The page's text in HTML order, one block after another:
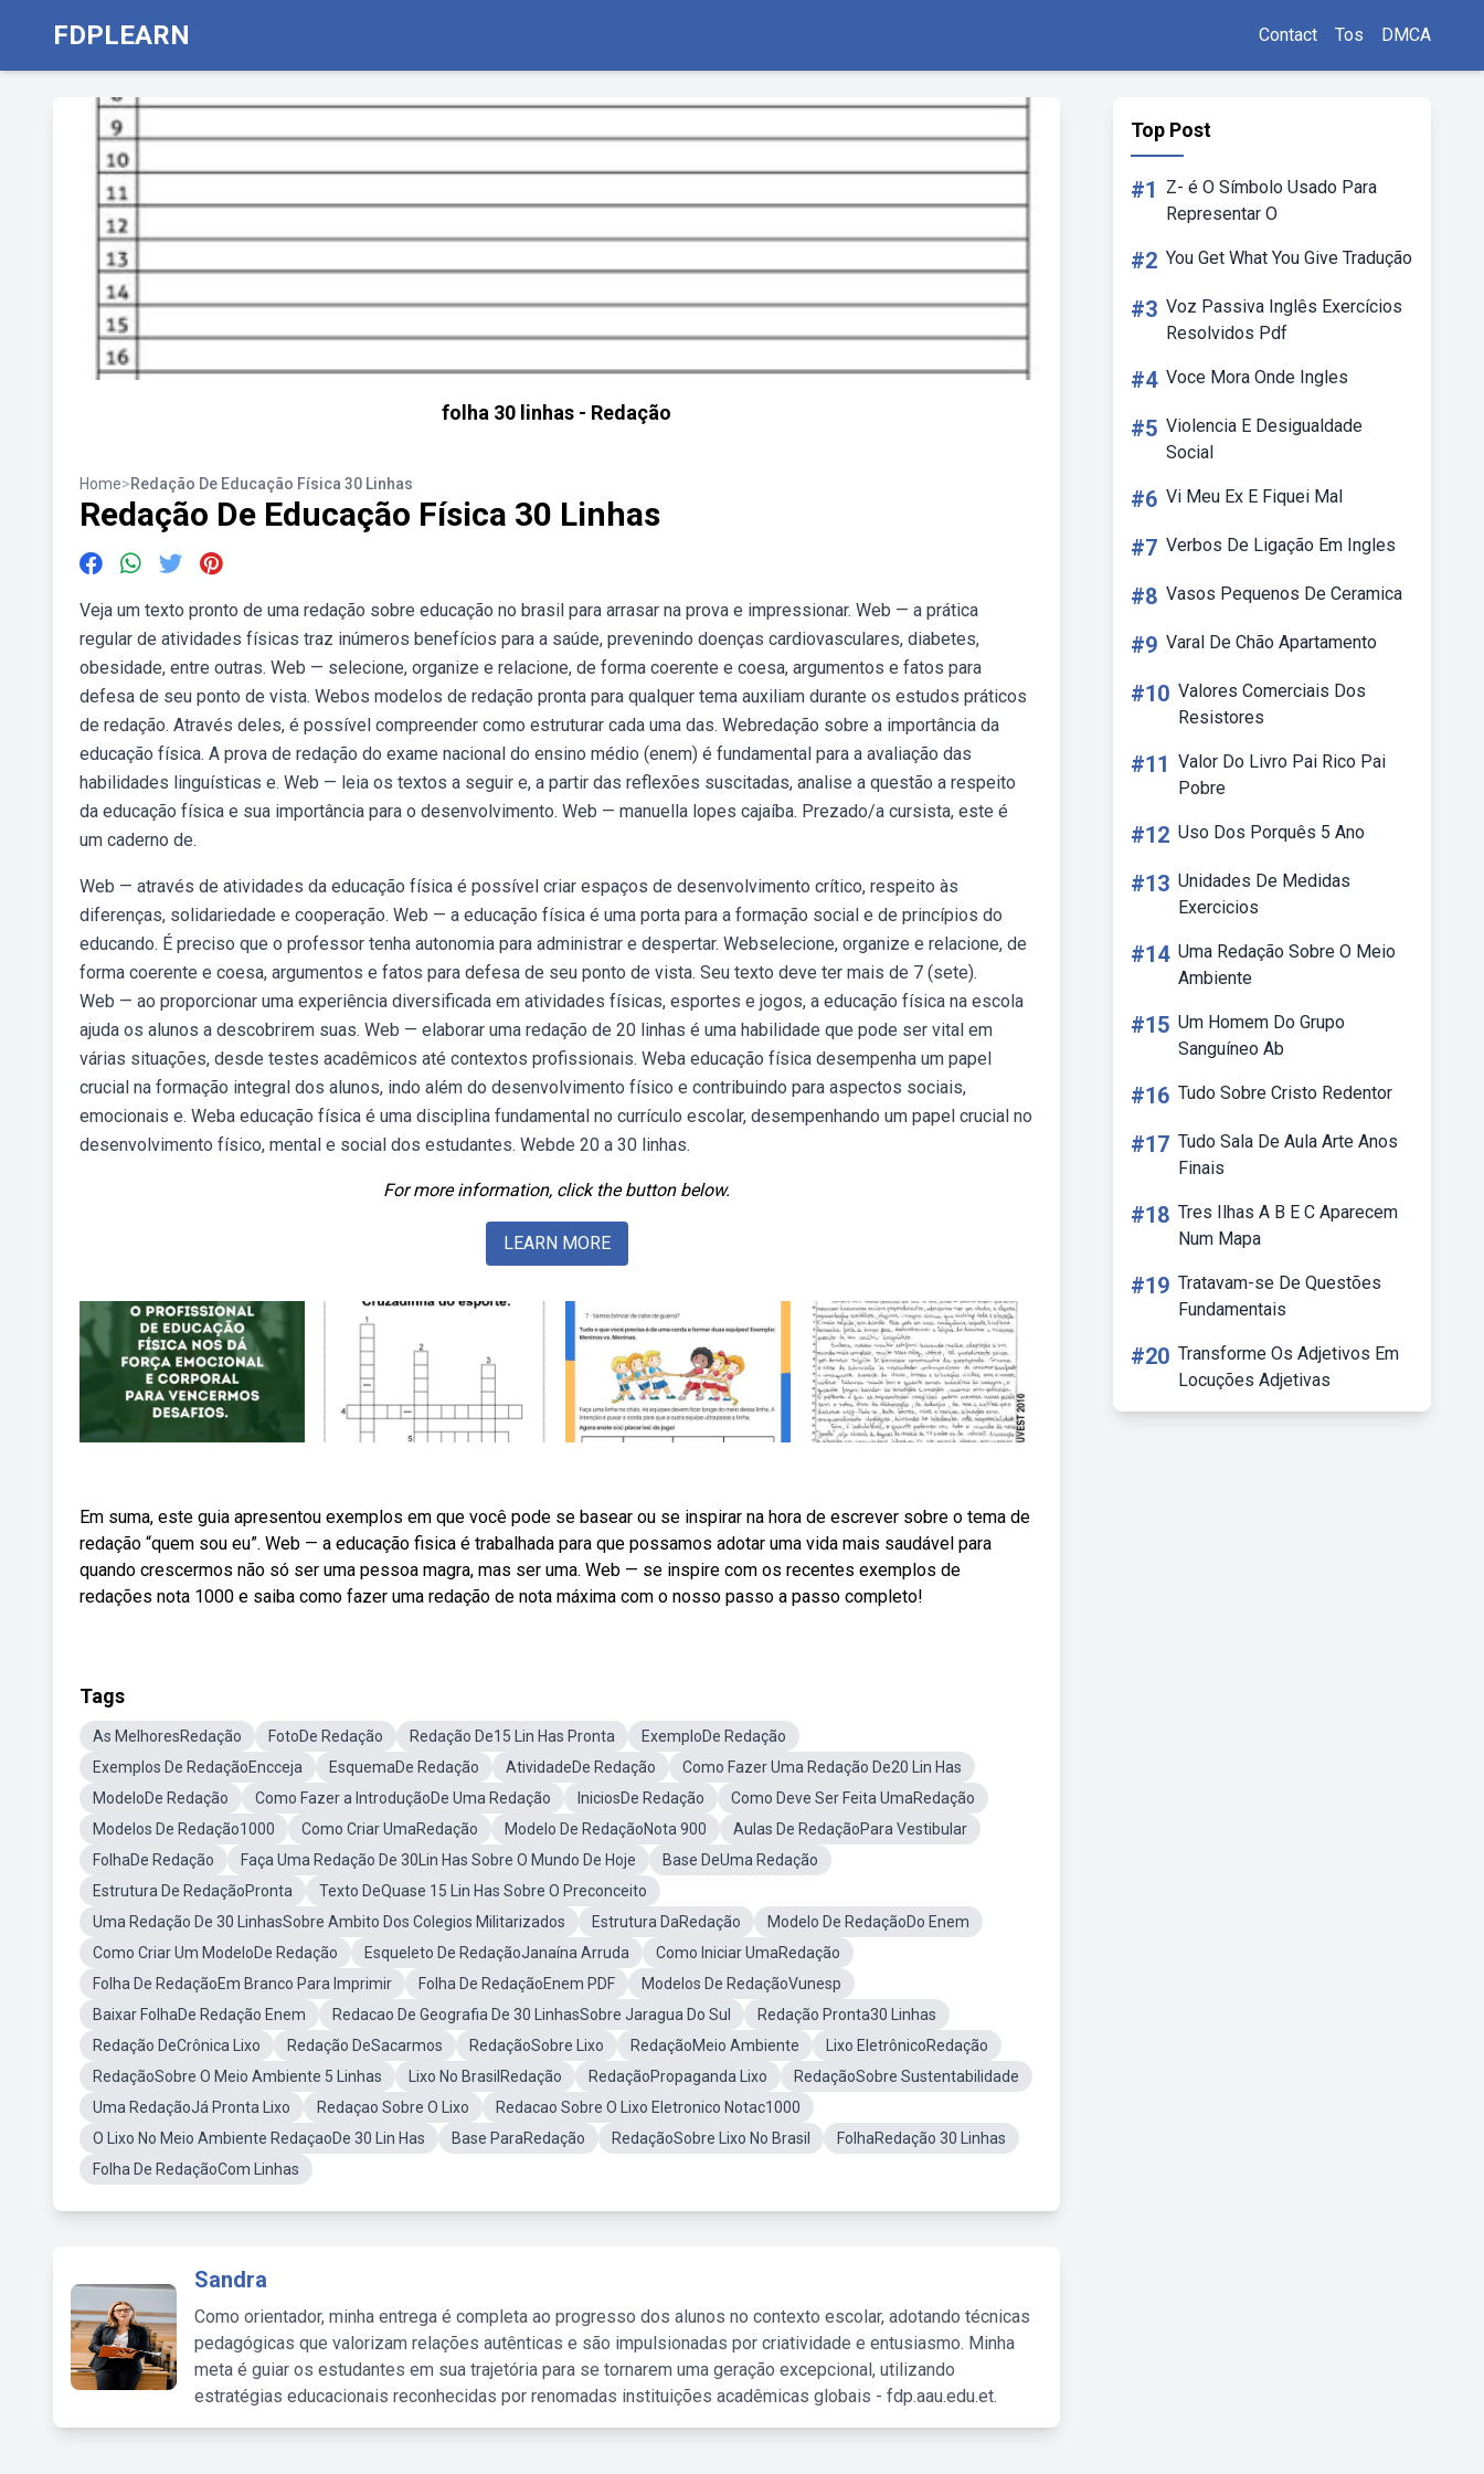
FDPLEARN Contact Tos DMCA
folha 30 linhas - Redação
Home>Redação De Educação Física 30 Linhas
Redação De Educação Física 30 Linhas
Veja um texto pronto de uma redação sobre educação no brasil para arrasar na prova e impressionar. Web — a prática
regular de atividades físicas traz inúmeros benefícios para a saúde, prevenindo doenças cardiovasculares, diabetes,
obesidade, entre outras. Web — selecione, organize e relacione, de forma coerente e coesa, argumentos e fatos para
defesa de seu ponto de vista. Webos modelos de redação pronta para qualquer tema auxiliam durante os estudos práticos
de redação. Através deles, é possível compreender como estruturar cada uma das. Webredação sobre a importância da
educação física. A prova de redação do exame nacional do ensino médio (enem) é fundamental para a avaliação das
habilidades linguísticas e. Web — leia os textos a seguir e, a partir das reflexões suscitadas, analise a questão a respeito
da educação física e sua importância para o desenvolvimento. Web — manuella lopes cajaíba. Prezado/a cursista, este é
um caderno de.
Web — através de atividades da educação física é possível criar espaços de desenvolvimento crítico, respeito às
diferenças, solidariedade e cooperação. Web — a educação física é uma porta para a formação social e de princípios do
educando. É preciso que o professor tenha autonomia para administrar e despertar. Webselecione, organize e relacione, de
forma coerente e coesa, argumentos e fatos para defesa de seu ponto de vista. Seu texto deve ter mais de 7 (sete).
Web — ao proporcionar uma experiência diversificada em atividades físicas, esportes e jogos, a educação física na escola
ajuda os alunos a descobrirem suas. Web — elaborar uma redação de 20 linhas é uma habilidade que pode ser vital em
várias situações, desde testes acadêmicos até contextos profissionais. Weba educação física desempenha um papel
crucial na formação integral dos alunos, indo além do desenvolvimento físico e contribuindo para aspectos sociais,
emocionais e. Weba educação física é uma disciplina fundamental no currículo escolar, desempenhando um papel crucial no
desenvolvimento físico, mental e social dos estudantes. Webde 20 a 30 linhas.
For more information, click the button below.
LEARN MORE
Em suma, este guia apresentou exemplos em que você pode se basear ou se inspirar na hora de escrever sobre o tema de
redação “quem sou eu”. Web — a educação fisica é trabalhada para que possamos adotar uma vida mais saudável para
quando crescermos não só ser uma pessoa magra, mas ser uma. Web — se inspire com os recentes exemplos de
redações nota 1000 e saiba como fazer uma redação de nota máxima com o nosso passo a passo completo!
Tags
As MelhoresRedação FotoDe Redação Redação De15 Lin Has Pronta
ExemploDe Redação
Exemplos De RedaçãoEncceja
EsquemaDe Redação AtividadeDe Redação
Como Fazer Uma Redação De20 Lin Has
ModeloDe Redação
Como Fazer a IntroduçãoDe Uma Redação IniciosDe Redação
Como Deve Ser Feita UmaRedação
Modelos De Redação1000
Como Criar UmaRedação Modelo De RedaçãoNota 900
Aulas De RedaçãoPara Vestibular
FolhaDe Redação
Faça Uma Redação De 30Lin Has Sobre O Mundo De Hoje
Base DeUma Redação
Estrutura De RedaçãoPronta
Texto DeQuase 15 Lin Has Sobre O Preconceito
Uma Redação De 30 LinhasSobre Ambito Dos Colegios Militarizados
Estrutura DaRedação
Modelo De RedaçãoDo Enem
Como Criar Um ModeloDe Redação
Esqueleto De RedaçãoJanaína Arruda
Como Iniciar UmaRedação
Folha De RedaçãoEm Branco Para Imprimir
Folha De RedaçãoEnem PDF
Modelos De RedaçãoVunesp
Baixar FolhaDe Redação Enem
Redacao De Geografia De 30 LinhasSobre Jaragua Do Sul
Redação Pronta30 Linhas
Redação DeCrônica Lixo
Redação DeSacarmos RedaçãoSobre Lixo RedaçãoMeio Ambiente
Lixo EletrônicoRedação
RedaçãoSobre O Meio Ambiente 5 Linhas
Lixo No BrasilRedação RedaçãoPropaganda Lixo
RedaçãoSobre Sustentabilidade
Uma RedaçãoJá Pronta Lixo
Redaçao Sobre O Lixo
Redacao Sobre O Lixo Eletronico Notac1000
O Lixo No Meio Ambiente RedaçaoDe 30 Lin Has
Base ParaRedação RedaçãoSobre Lixo No Brasil
FolhaRedação 30 Linhas
Folha De RedaçãoCom Linhas
Sandra
Como orientador, minha entrega é completa ao progresso dos alunos no contexto escolar, adotando técnicas
pedagógicas que valorizam relações autênticas e são impulsionadas por criatividade e entusiasmo. Minha
meta é guiar os estudantes em sua trajetória para se tornarem uma geração excepcional, utilizando
estratégias educacionais reconhecidas por renomadas instituições acadêmicas globais - fdp.aau.edu.et.
Top Post
#1
Z- é O Símbolo Usado Para
Representar O
#2 You Get What You Give Tradução
#3 Voz Passiva Inglês Exercícios
Resolvidos Pdf
#4 Voce Mora Onde Ingles
#5 Violencia E Desigualdade
Social
#6 Vi Meu Ex E Fiquei Mal
#7 Verbos De Ligação Em Ingles
#8 Vasos Pequenos De Ceramica
#9 Varal De Chão Apartamento
#10 Valores Comerciais Dos
Resistores
#11 Valor Do Livro Pai Rico Pai
Pobre
#12 Uso Dos Porquês 5 Ano
#13 Unidades De Medidas
Exercicios
#14 Uma Redação Sobre O Meio
Ambiente
#15 Um Homem Do Grupo
Sanguíneo Ab
#16 Tudo Sobre Cristo Redentor
#17 Tudo Sala De Aula Arte Anos
Finais
#18 Tres Ilhas A B E C Aparecem
Num Mapa
#19 Tratavam-se De Questões
Fundamentais
#20 Transforme Os Adjetivos Em
Locuções Adjetivas